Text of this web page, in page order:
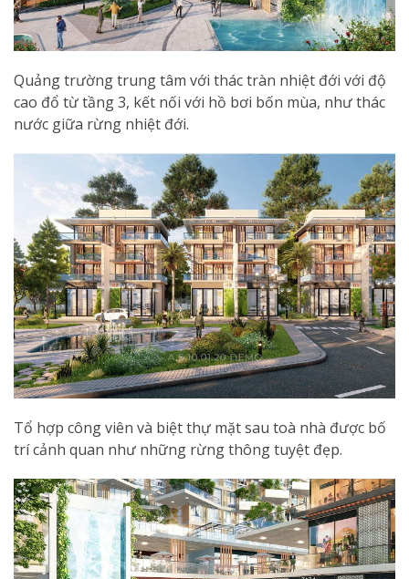
Quảng trường trung tâm với thác tràn nhiệt đới với độ
cao đổ từ tầng 3, kết nối với hồ bơi bốn mùa, như thác
nước giữa rừng nhiệt đới.
Tổ hợp công viên và biệt thự mặt sau toà nhà được bố
trí cảnh quan như những rừng thông tuyệt đẹp.